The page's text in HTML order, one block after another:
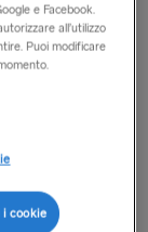
e Facebook.
all’utilizzo
Puoi modificare
cookie